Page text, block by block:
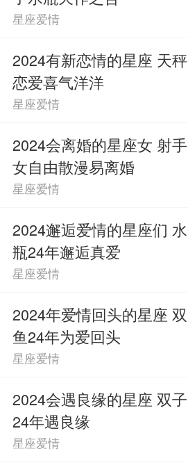
星座爱情
2024有新恋情的星座 天秤
恋爱喜气洋洋
星座爱情
2024会离婚的星座女 射手
女自由散漫易离婚
星座爱情
2024邂逅爱情的星座们 水
瓶24年邂逅真爱
星座爱情
2024年爱情回头的星座 双
鱼24年为爱回头
星座爱情
2024会遇良缘的星座 双子
24年遇良缘
星座爱情